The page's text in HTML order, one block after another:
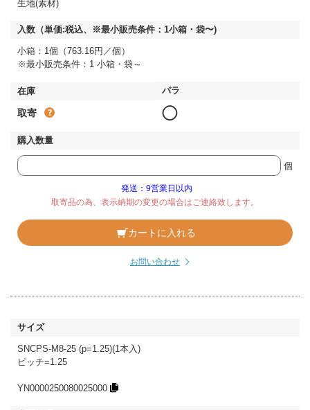
生地(素材)
小箱：1個（763.16円／個）
※最小販売条件：1 小箱・袋～
取寄 ◯
個
発送：9営業日以内
取寄品の為、表示納期の変更の場合はご連絡致します。
カートに入れる
お問い合わせ
SNCPS-M8-25 (p=1.25)(1本入)
ピッチ=1.25
YN0000250080025000